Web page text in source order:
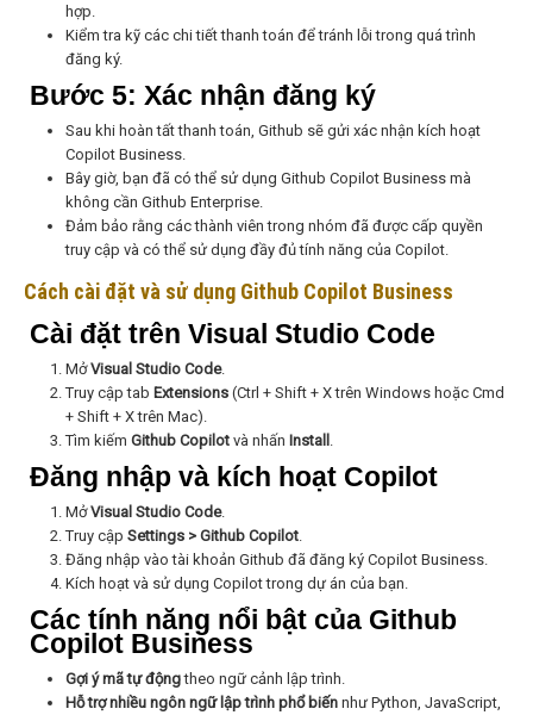
hợp.
Kiểm tra kỹ các chi tiết thanh toán để tránh lỗi trong quá trình
đăng ký.
Bước 5: Xác nhận đăng ký
Sau khi hoàn tất thanh toán, Github sẽ gửi xác nhận kích hoạt
Copilot Business.
Bây giờ, bạn đã có thể sử dụng Github Copilot Business mà
không cần Github Enterprise.
Đảm bảo rằng các thành viên trong nhóm đã được cấp quyền
truy cập và có thể sử dụng đầy đủ tính năng của Copilot.
Cách cài đặt và sử dụng Github Copilot Business
Cài đặt trên Visual Studio Code
MởVisual Studio Code.
Truy cập tab Extensions (Ctrl + Shift + Xtrên Windows hoặc Cmd
+ Shift + Xtrên Mac).
Tìm kiếm Github Copilot và nhấn Install
Đăng nhập và kích hoạt Copilot
MởVisual Studio Code.
Truy cập Settings > Github Copilot
Đăng nhập vào tài khoản Github đã đăng ký Copilot Business.
Kích hoạt và sử dụng Copilot trong dự án của bạn.
Các tính năng nổi bật của Github
Copilot Business
Gợi ý mã tự độngtheo ngữ cảnh lập trình.
Hỗ trợ nhiều ngôn ngữ lập trình phổ biến như Python, JavaScript,